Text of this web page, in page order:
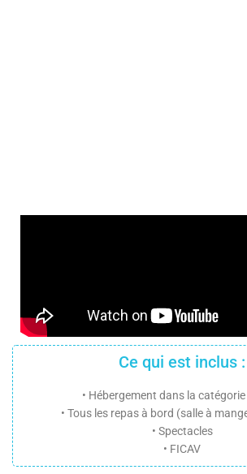
Ce qui est inclus :
• Hébergement dans la
• Tous les repas à bord (salle à
• Spectacles
• FICAV